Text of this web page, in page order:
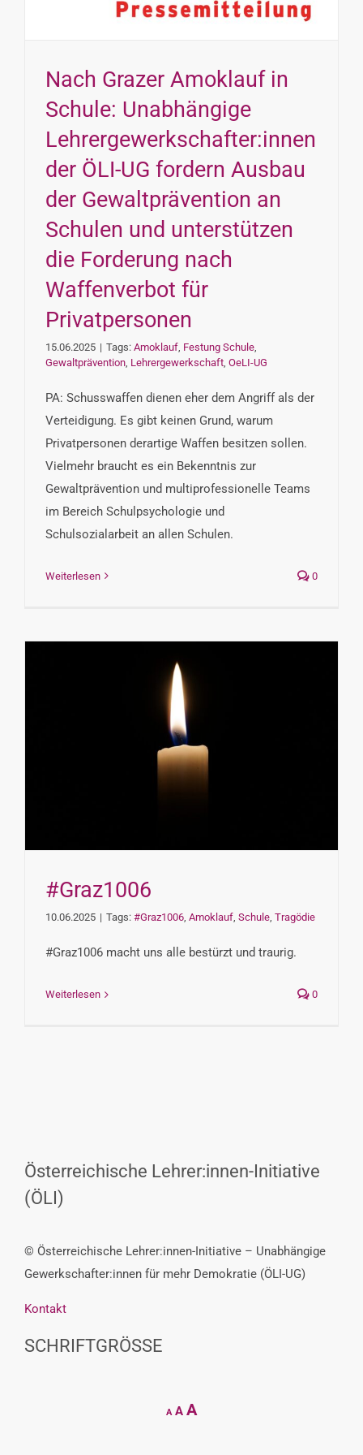
INTERESSENSVERTRETUNG
Nach Grazer Amoklauf in
Schule: Unabhängige
Lehrergewerkschafter:innen
der ÖLI-UG fordern Ausbau
der Gewaltprävention an
Schulen und unterstützen
die Forderung nach
Waffenverbot für
Privatpersonen
15.06.2025 | Tags: Amoklauf Festung Schule
Gewaltprävention Lehrergewerkschaft OeLI-UG
PA: Schusswaffen dienen eher dem Angriff als der
Verteidigung. Es gibt keinen Grund, warum
Privatpersonen derartige Waffen besitzen sollen.
Vielmehr braucht es ein Bekenntnis zur
Gewaltprävention und multiprofessionelle Teams
im Bereich Schulpsychologie und
Schulsozialarbeit an allen Schulen.
Weiterlesen 0
#Graz1006
10.06.2025 | Tags: #Graz1006, Amoklauf, Schule, Tragödie
#Graz1006 macht uns alle bestürzt und traurig.
Weiterlesen 0
Österreichische Lehrer:innen-Initiative
(ÖLI)
© Österreichische Lehrer:innen-Initiative – Unabhängige
Gewerkschafter:innen für mehr Demokratie (ÖLI-UG)
Kontakt
SCHRIFTGRÖSSE
A
Decrease
font
A Reset
AIncrease